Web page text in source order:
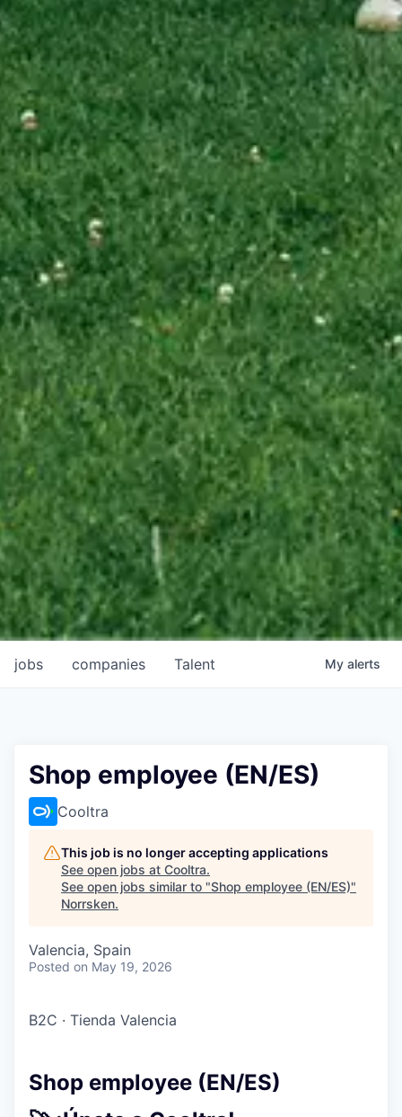
jobs companies Talent My alerts
Shop employee (EN/ES)
Cooltra
This job is no longer accepting applications
See open jobs at Cooltra.
See open jobs similar to "Shop employee (EN/ES)"
Norrsken.
Valencia, Spain
Posted on May 19, 2026
B2C · Tienda Valencia
Shop employee (EN/ES)